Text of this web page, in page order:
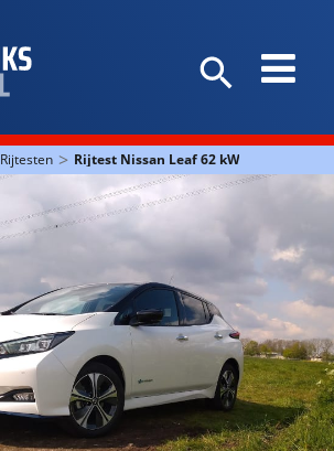
Rijtesten > Rijtest Nissan Leaf 62 kWh: bereikt